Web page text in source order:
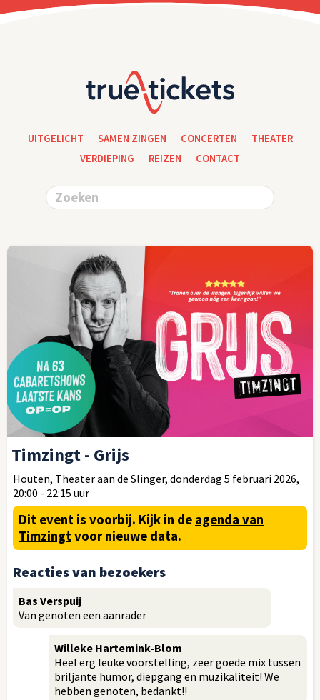
UITGELICHT SAMEN ZINGEN CONCERTEN
THEATER
VERDIEPING
REIZEN CONTACT
Timzingt - Grijs
Houten, Theater aan de Slinger, donderdag 5 februari 2026,
20:00 - 22:15 uur
Dit event is voorbij. Kijk in de agenda van
Timzingt voor nieuwe data.
Reacties van bezoekers
Bas Verspuij
Van genoten een aanrader
Willeke Hartemink-Blom
Heel erg leuke voorstelling, zeer goede mix tussen
briljante humor, diepgang en muzikaliteit! We
hebben genoten, bedankt!!